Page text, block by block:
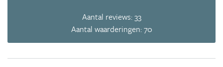
Aantal reviews: 33
Aantal waarderingen: 70